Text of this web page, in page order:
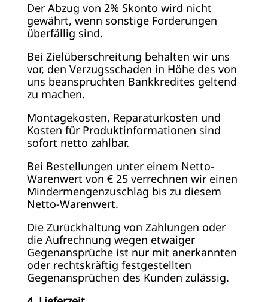
Der Abzug von 2% Skonto wird nicht
gewährt, wenn sonstige Forderungen
überfällig sind.
Bei Zielüberschreitung behalten wir uns
vor, den Verzugsschaden in Höhe des von
uns beanspruchten Bankkredites geltend
zu machen.
Montagekosten, Reparaturkosten und
Kosten für Produktinformationen sind
sofort netto zahlbar.
Bei Bestellungen unter einem Netto-
Warenwert von € 25 verrechnen wir einen
Mindermengenzuschlag bis zu diesem
Netto-Warenwert.
Die Zurückhaltung von Zahlungen oder
die Aufrechnung wegen etwaiger
Gegenansprüche ist nur mit anerkannten
oder rechtskräftig festgestellten
Gegenansprüchen des Kunden zulässig.